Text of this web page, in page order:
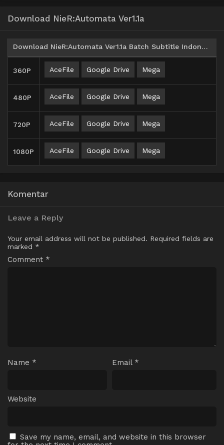
Download NieR:Automata Ver1.1a
Download NieR:Automata Ver1.1a Batch Subtitle Indonesia
360P AceFile Google Drive Mega
480P AceFile Google Drive Mega
720P AceFile Google Drive Mega
1080P AceFile Google Drive Mega
Komentar
Leave a Reply
Your email address will not be published. Required fields are
marked *
Comment *
Name * Email *
Website
Save my name, email, and website in this browser